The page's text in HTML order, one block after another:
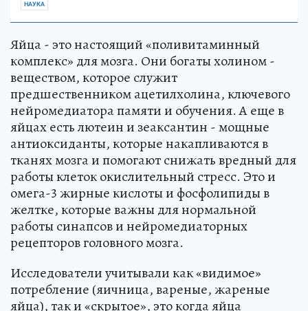
НАУКА
Яйца - это настоящий «поливитаминный
комплекс» для мозга. Они богаты холином -
веществом, которое служит
предшественником ацетилхолина, ключевого
нейромедиатора памяти и обучения. А еще в
яйцах есть лютеин и зеаксантин - мощные
антиоксиданты, которые накапливаются в
тканях мозга и помогают снижать вредный для
работы клеток окислительный стресс. Это и
омега-3 жирные кислоты и фосфолипиды в
желтке, которые важны для нормальной
работы синапсов и нейромедиаторных
рецепторов головного мозга.
Исследователи учитывали как «видимое»
потребление (яичница, вареные, жареные
яйца), так и «скрытое», это когда яйца